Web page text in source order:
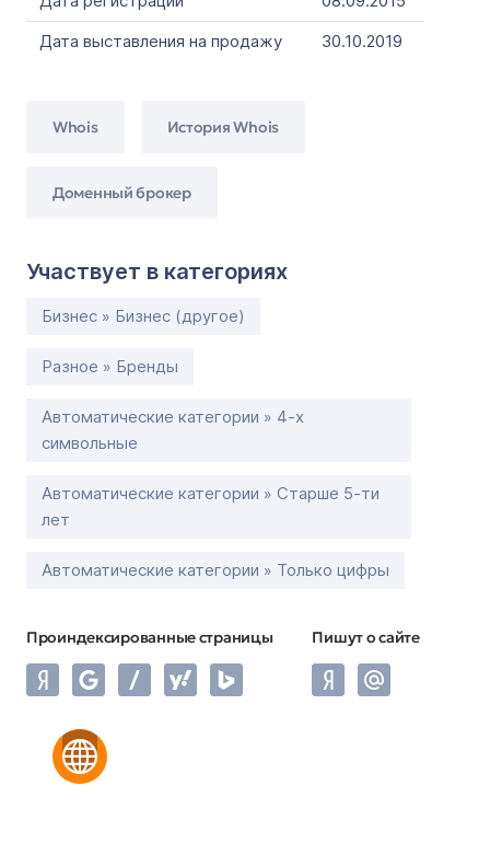
Дата выставления на продажу
30.10.2019
Whois История Whois
Доменный брокер
Участвует в категориях
Бизнес » Бизнес (другое)
Разное » Бренды
Автоматические категории » 4-х
символьные
Автоматические категории » Старше 5-ти
лет
Автоматические категории » Только цифры
Проиндексированные страницы Пишут о сайте